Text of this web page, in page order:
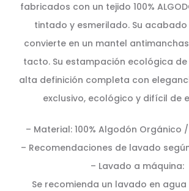
fabricados con un tejido 100%
tintado y esmerilado. Su
convierte en un mantel
tacto. Su estampación ecológica
alta definición completa con
exclusivo, ecológico y difícil de
– Material: 100% Algodón Orgánico
– Recomendaciones de lavado
– Lavado a máquina:
Se recomienda un lavado en